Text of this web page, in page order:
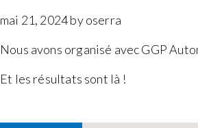
mai 21, 2024 by oserra
Nous avons organisé avec GGP
Et les résultats sont là !